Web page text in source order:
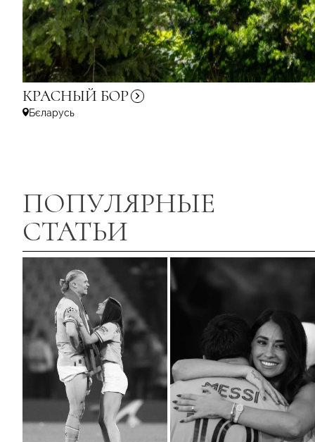
КРАСНЫЙ БОР
Бєларусь
ПОПУЛЯРНЫЕ
СТАТЬИ